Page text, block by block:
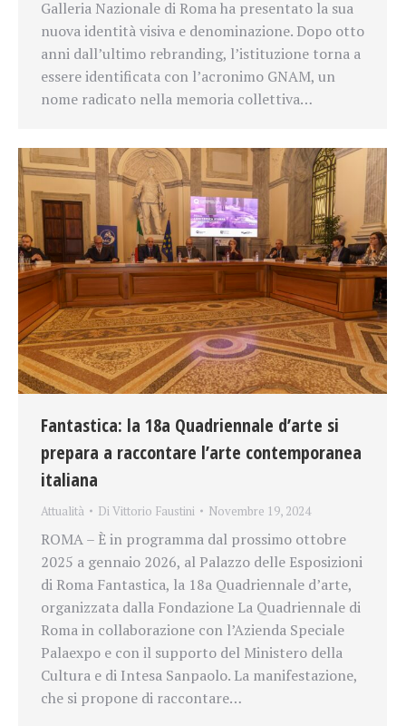
Galleria Nazionale di Roma ha presentato la sua
nuova identità visiva e denominazione. Dopo otto
anni dall’ultimo rebranding, l’istituzione torna a
essere identificata con l’acronimo GNAM, un
nome radicato nella memoria collettiva…
Fantastica: la 18a Quadriennale d’arte si
prepara a raccontare l’arte contemporanea
italiana
Attualità DiVittorio Faustini Novembre 19, 2024
ROMA – È in programma dal prossimo ottobre
2025 a gennaio 2026, al Palazzo delle Esposizioni
di Roma Fantastica, la 18a Quadriennale d’arte,
organizzata dalla Fondazione La Quadriennale di
Roma in collaborazione con l’Azienda Speciale
Palaexpo e con il supporto del Ministero della
Cultura e di Intesa Sanpaolo. La manifestazione,
che si propone di raccontare…